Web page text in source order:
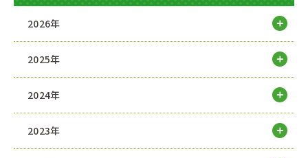
2026年
2025年
2024年
2023年